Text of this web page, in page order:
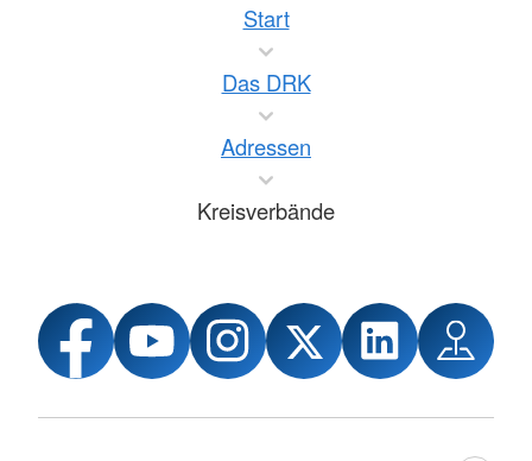
Start
Das DRK
Adressen
Kreisverbände